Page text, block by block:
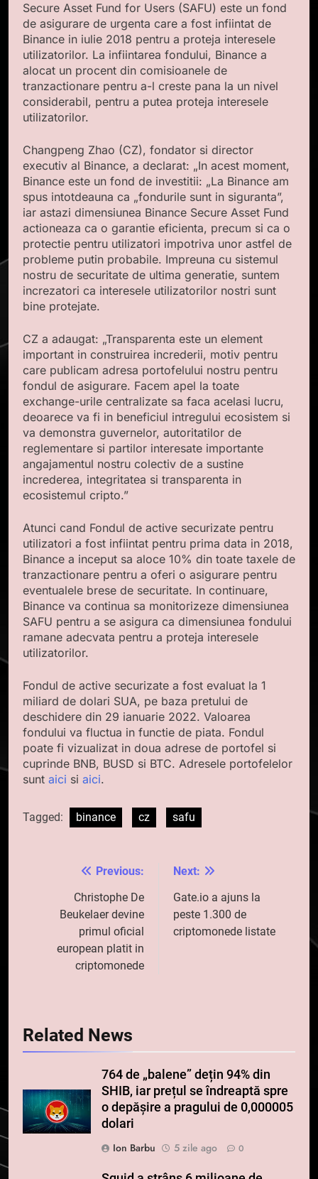
Secure Asset Fund for Users (SAFU) este un fond
de asigurare de urgenta care a fost infiintat de
Binance in iulie 2018 pentru a proteja interesele
utilizatorilor. La infiintarea fondului, Binance a
alocat un procent din comisioanele de
tranzactionare pentru a-l creste pana la un nivel
considerabil, pentru a putea proteja interesele
utilizatorilor.
Changpeng Zhao (CZ), fondator si director
executiv al Binance, a declarat: „In acest moment,
Binance este un fond de investitii: „La Binance am
spus intotdeauna ca „fondurile sunt in siguranta”,
iar astazi dimensiunea Binance Secure Asset Fund
actioneaza ca o garantie eficienta, precum si ca o
protectie pentru utilizatori impotriva unor astfel de
probleme putin probabile. Impreuna cu sistemul
nostru de securitate de ultima generatie, suntem
increzatori ca interesele utilizatorilor nostri sunt
bine protejate.
CZ a adaugat: „Transparenta este un element
important in construirea increderii, motiv pentru
care publicam adresa portofelului nostru pentru
fondul de asigurare. Facem apel la toate
exchange-urile centralizate sa faca acelasi lucru,
deoarece va fi in beneficiul intregului ecosistem si
va demonstra guvernelor, autoritatilor de
reglementare si partilor interesate importante
angajamentul nostru colectiv de a sustine
increderea, integritatea si transparenta in
ecosistemul cripto.”
Atunci cand Fondul de active securizate pentru
utilizatori a fost infiintat pentru prima data in 2018,
Binance a inceput sa aloce 10% din toate taxele de
tranzactionare pentru a oferi o asigurare pentru
eventualele brese de securitate. In continuare,
Binance va continua sa monitorizeze dimensiunea
SAFU pentru a se asigura ca dimensiunea fondului
ramane adecvata pentru a proteja interesele
utilizatorilor.
Fondul de active securizate a fost evaluat la 1
miliard de dolari SUA, pe baza pretului de
deschidere din 29 ianuarie 2022. Valoarea
fondului va fluctua in functie de piata. Fondul
poate fi vizualizat in doua adrese de portofel si
cuprinde BNB, BUSD si BTC. Adresele portofelelor
sunt aici si aici.
Tagged: binance cz safu
Navigare
articole
Previous:
Christophe De
Beukelaer devine
primul oficial
european platit in
criptomonede
Next:
Gate.io a ajuns la
peste 1.300 de
criptomonede listate
Related News
764 de „balene” dețin 94% din
SHIB, iar prețul se îndreaptă spre
o depășire a pragului de 0,000005
dolari
Ion Barbu
5 zile ago 0